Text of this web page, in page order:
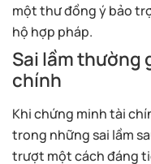
một thư đồng ý bảo
hộ hợp pháp.
Sai lầm thường
chính
Khi chứng minh tài
trong những sai lầm
trượt một cách đáng